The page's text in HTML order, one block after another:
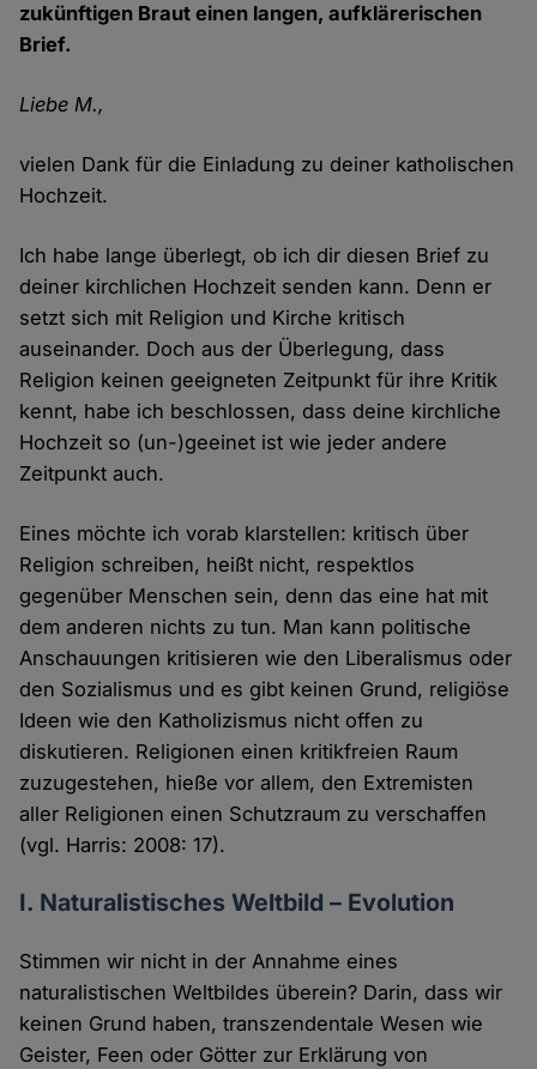
zukünftigen Braut einen langen, aufklärerischen
Brief.
Liebe M.,
vielen Dank für die Einladung zu deiner katholischen
Hochzeit.
Ich habe lange überlegt, ob ich dir diesen Brief zu
deiner kirchlichen Hochzeit senden kann. Denn er
setzt sich mit Religion und Kirche kritisch
auseinander. Doch aus der Überlegung, dass
Religion keinen geeigneten Zeitpunkt für ihre Kritik
kennt, habe ich beschlossen, dass deine kirchliche
Hochzeit so (un-)geeinet ist wie jeder andere
Zeitpunkt auch.
Eines möchte ich vorab klarstellen: kritisch über
Religion schreiben, heißt nicht, respektlos
gegenüber Menschen sein, denn das eine hat mit
dem anderen nichts zu tun. Man kann politische
Anschauungen kritisieren wie den Liberalismus oder
den Sozialismus und es gibt keinen Grund, religiöse
Ideen wie den Katholizismus nicht offen zu
diskutieren. Religionen einen kritikfreien Raum
zuzugestehen, hieße vor allem, den Extremisten
aller Religionen einen Schutzraum zu verschaffen
(vgl. Harris: 2008: 17).
I. Naturalistisches Weltbild – Evolution
Stimmen wir nicht in der Annahme eines
naturalistischen Weltbildes überein? Darin, dass wir
keinen Grund haben, transzendentale Wesen wie
Geister, Feen oder Götter zur Erklärung von